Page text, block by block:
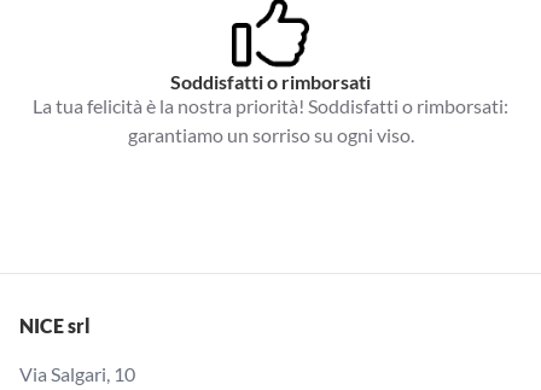
Soddisfatti o rimborsati
La tua felicità è la nostra priorità! Soddisfatti o rimborsati:
garantiamo un sorriso su ogni viso.
NICE srl
Via Salgari, 10